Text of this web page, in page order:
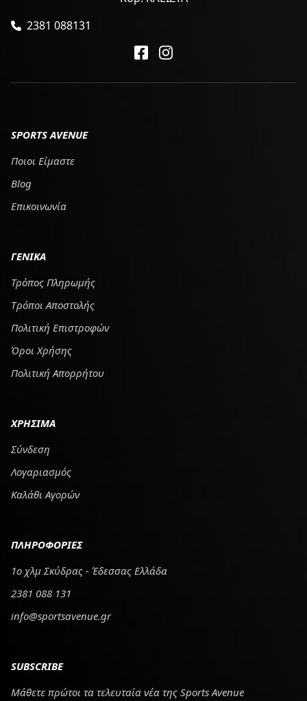
2381 088131
SPORTS AVENUE
Ποιοι Είμαστε
Blog
Επικοινωνία
ΓΕΝΙΚΑ
Τρόπος Πληρωμής
Tρόποι Αποστολής
Πολιτική Επιστροφών
Όροι Χρήσης
Πολιτική Απορρήτου
ΧΡΗΣΙΜΑ
Σύνδεση
Λογαριασμός
Καλάθι Αγορών
ΠΛΗΡΟΦΟΡΙΕΣ
1ο χλμ Σκύδρας - Έδεσσας Ελλάδα
2381 088 131
info@sportsavenue.gr
SUBSCRIBE
Μάθετε πρώτοι τα τελευταία νέα της Sports Avenue